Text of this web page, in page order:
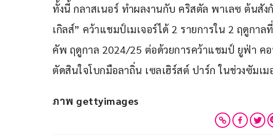
ทั้งนี้ กลาสเนอร์ ทำผลงานกับ คริสตัล พาเลซ ต้นสัง
เกิลส์” คว้าแชมป์เมเจอร์ได้ 2 รายการใน 2 ฤดูกา
คัพ ฤดูกาล 2024/25 ต่อด้วยการคว้าแชมป์ ยูฟ่า ค
ตัดสินใจโบกมือลาถิ่น เซลเฮิร์สต์ ปาร์ก ในช่วงซัมเม
ภาพ gettyimages